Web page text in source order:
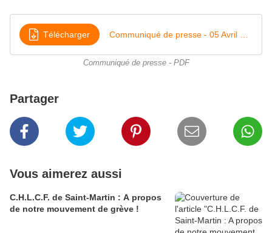
Télécharger
Communiqué de presse - PDF
Partager
Vous aimerez aussi
C.H.L.C.F. de Saint-Martin : A propos
de notre mouvement de grève !